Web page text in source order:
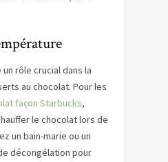
rôle crucial dans la
au chocolat. Pour les
façon Starbucks,
le chocolat lors de
un bain-marie ou un
décongélation pour